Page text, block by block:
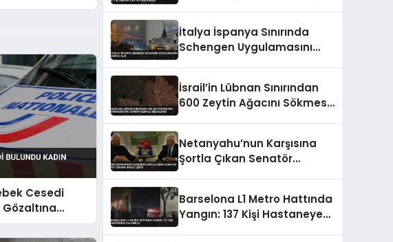
Cesedi
İtalya İspanya Sınırında
Schengen Uygulamasını
İsrail’in Lübnan Sınırından
600 Zeytin Ağacını Sökmesi
Netanyahu’nun Karşısına
Şortla Çıkan Senatör
Barselona L1 Metro Hattında
Yangın: 137 Kişi Hastaneye